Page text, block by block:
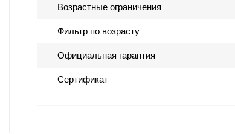
Возрастные ограничения
Фильтр по возрасту
Официальная гарантия
Сертификат